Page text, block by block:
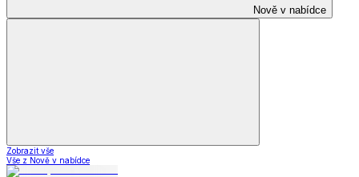
Nově v nabídce
Zobrazit vše
Vše z Nově v nabídce